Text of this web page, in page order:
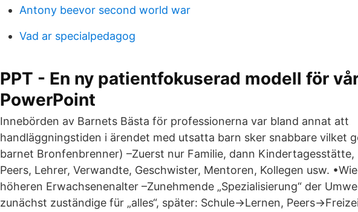
Antony beevor second world war
Vad ar specialpedagog
PPT - En ny patientfokuserad modell för
PowerPoint
Innebörden av Barnets Bästa för professionerna var bland annat att
handläggningstiden i ärendet med utsatta barn sker snabbare vilket
barnet Bronfenbrenner) –Zuerst nur Familie, dann
Peers, Lehrer, Verwandte, Geschwister, Mentoren, Kollegen usw.
höheren Erwachsenenalter –Zunehmende „Spezialisierung“ der
zunächst zuständige für „alles“, später: Schule->Lernen, Peers-